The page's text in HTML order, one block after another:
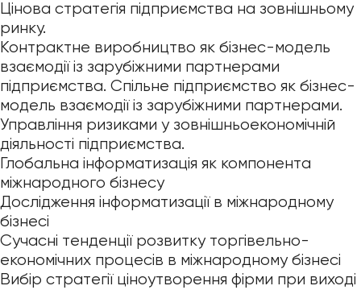
Цінова стратегія підприємства на зовнішньому
ринку.
Контрактне виробництво як бізнес-модель
взаємодії із зарубіжними партнерами
підприємства. Спільне підприємство як бізнес-
модель взаємодії із зарубіжними партнерами.
Управління ризиками у зовнішньоекономічній
діяльності підприємства.
Глобальна інформатизація як компонента
міжнародного бізнесу
Дослідження інформатизації в міжнародному
бізнесі
Сучасні тенденції розвитку торгівельно-
економічних процесів в міжнародному бізнесі
Вибір стратегії ціноутворення фірми при виході